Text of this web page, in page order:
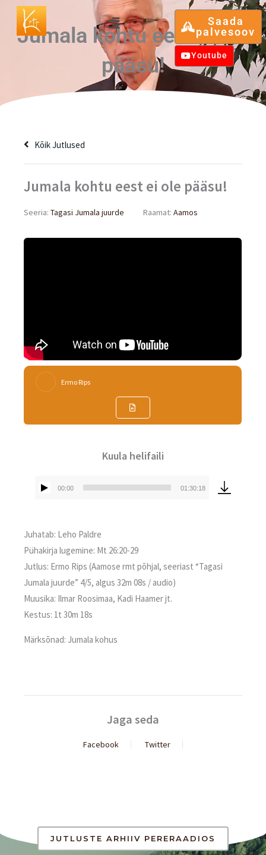
content
Menu
Youtube
Saada
palvesoov
Jumala kohtu eest ei ole
pääsu!
Kõik Jutlused
Jumala kohtu eest ei ole pääsu!
Seeria:Tagasi Jumala juurde Raamat:Aamos
Ermo Rips
Kuula helifaili
00:00 01:30:18
Juhatab: Leho Paldre
Pühakirja lugemine: Mt 26:20-29
Jutlus: Ermo Rips (Aamose rmt põhjal, seeriast “Tagasi
Jumala juurde” 4/5, algus 32m 08s / audio)
Muusika: Ilmar Roosimaa, Kadi Haamer jt.
Kestus: 1t 30m 18s
Märksõnad: Jumala kohus
Jaga seda
Facebook Twitter
JUTLUSTE ARHIIV PERERAADIOS